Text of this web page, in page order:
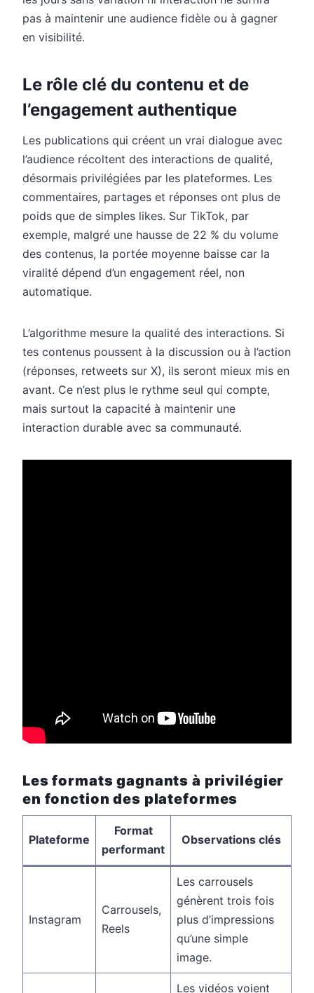
pas à maintenir une audience fidèle ou à gagner
en visibilité.
Le rôle clé du contenu et de
l’engagement authentique
Les publications qui créent un vrai dialogue avec
l’audience récoltent des interactions de qualité,
désormais privilégiées par les plateformes. Les
commentaires, partages et réponses ont plus de
poids que de simples likes. Sur TikTok, par
exemple, malgré une hausse de 22 % du volume
des contenus, la portée moyenne baisse car la
viralité dépend d’un engagement réel, non
automatique.
L’algorithme mesure la qualité des interactions. Si
tes contenus poussent à la discussion ou à l’action
(réponses, retweets sur X), ils seront mieux mis en
avant. Ce n’est plus le rythme seul qui compte,
mais surtout la capacité à maintenir une
interaction durable avec sa communauté.
Les formats gagnants à privilégier
en fonction des plateformes
Plateforme
Format
performant
Observations clés
Instagram
Carrousels,
Reels
Les carrousels
génèrent trois fois
plus d’impressions
qu’une simple
image.
Les vidéos voient